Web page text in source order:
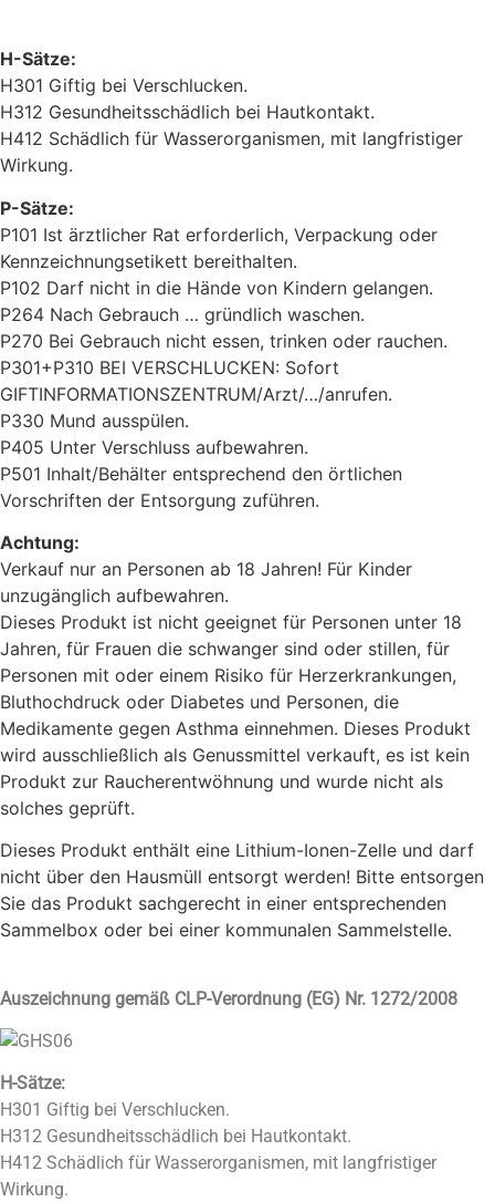
H-Sätze:
H301 Giftig bei Verschlucken.
H312 Gesundheitsschädlich bei Hautkontakt.
H412 Schädlich für Wasserorganismen, mit langfristiger
Wirkung.
P-Sätze:
P101 Ist ärztlicher Rat erforderlich, Verpackung oder
Kennzeichnungsetikett bereithalten.
P102 Darf nicht in die Hände von Kindern gelangen.
P264 Nach Gebrauch … gründlich waschen.
P270 Bei Gebrauch nicht essen, trinken oder rauchen.
P301+P310 BEI VERSCHLUCKEN: Sofort
GIFTINFORMATIONSZENTRUM/Arzt/…/anrufen.
P330 Mund ausspülen.
P405 Unter Verschluss aufbewahren.
P501 Inhalt/Behälter entsprechend den örtlichen
Vorschriften der Entsorgung zuführen.
Achtung:
Verkauf nur an Personen ab 18 Jahren! Für Kinder
unzugänglich aufbewahren.
Dieses Produkt ist nicht geeignet für Personen unter 18
Jahren, für Frauen die schwanger sind oder stillen, für
Personen mit oder einem Risiko für Herzerkrankungen,
Bluthochdruck oder Diabetes und Personen, die
Medikamente gegen Asthma einnehmen. Dieses Produkt
wird ausschließlich als Genussmittel verkauft, es ist kein
Produkt zur Raucherentwöhnung und wurde nicht als
solches geprüft.
Dieses Produkt enthält eine Lithium-Ionen-Zelle und darf
nicht über den Hausmüll entsorgt werden! Bitte entsorgen
Sie das Produkt sachgerecht in einer entsprechenden
Sammelbox oder bei einer kommunalen Sammelstelle.
Auszeichnung gemäß CLP-Verordnung (EG) Nr. 1272/2008
H-Sätze:
H301 Giftig bei Verschlucken.
H312 Gesundheitsschädlich bei Hautkontakt.
H412 Schädlich für Wasserorganismen, mit langfristiger
Wirkung.